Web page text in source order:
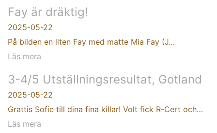
Fay är dräktig!
2025-05-22
På bilden en liten Fay med matte Mia Fay (J…
Läs mera
3-4/5 Utställningsresultat, Gotland
2025-05-22
Grattis Sofie till dina fina killar! Volt fick R-Cert och…
Läs mera